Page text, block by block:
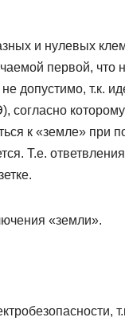
и нулевых
первой, что
допустимо, т.к.
согласно
к «земле» при
Т.е.
«земли».